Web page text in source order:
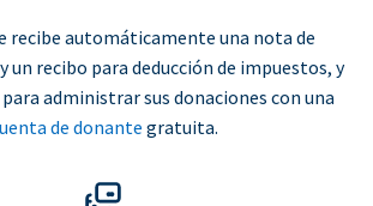
recibe automáticamente una nota de
un recibo para deducción de impuestos, y
administrar sus donaciones con una
de donante gratuita.